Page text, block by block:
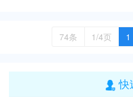
74条 1/4页 1
 快